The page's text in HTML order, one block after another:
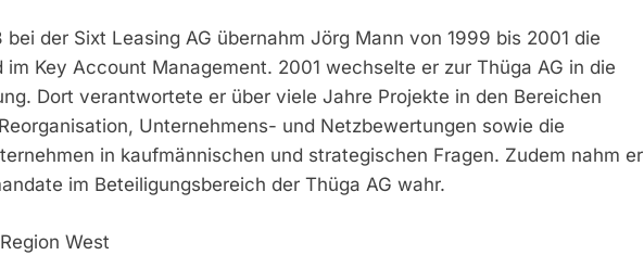
der Sixt Leasing AG übernahm Jörg Mann von 1999 bis 2001 die
im Key Account Management. 2001 wechselte er zur Thüga AG in die
Dort verantwortete er über viele Jahre Projekte in den Bereichen
Unternehmens- und Netzbewertungen sowie die
in kaufmännischen und strategischen Fragen. Zudem nahm er
im Beteiligungsbereich der Thüga AG wahr.
West